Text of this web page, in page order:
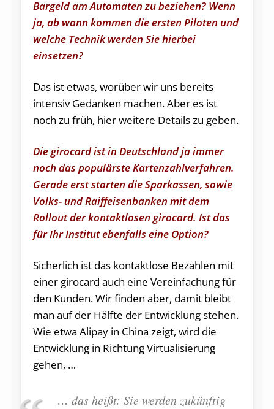
Bargeld am Automaten zu beziehen? Wenn
ja, ab wann kommen die ersten Piloten und
welche Technik werden Sie hierbei
einsetzen?
Das ist etwas, worüber wir uns bereits
intensiv Gedanken machen. Aber es ist
noch zu früh, hier weitere Details zu geben.
Die girocard ist in Deutschland ja immer
noch das populärste Kartenzahlverfahren.
Gerade erst starten die Sparkassen, sowie
Volks- und Raiffeisenbanken mit dem
Rollout der kontaktlosen girocard. Ist das
für Ihr Institut ebenfalls eine Option?
Sicherlich ist das kontaktlose Bezahlen mit
einer girocard auch eine Vereinfachung für
den Kunden. Wir finden aber, damit bleibt
man auf der Hälfte der Entwicklung stehen.
Wie etwa Alipay in China zeigt, wird die
Entwicklung in Richtung Virtualisierung
gehen, …
… das heißt: Sie werden zukünftig